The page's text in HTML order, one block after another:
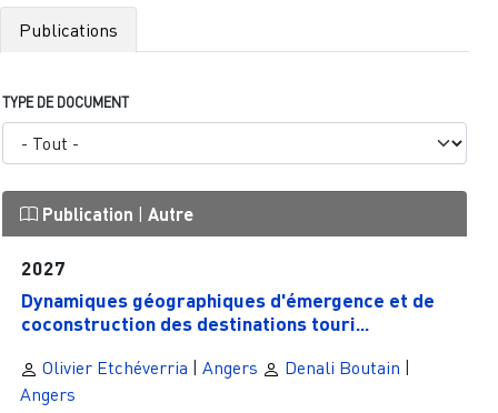
Publications
TYPE DE DOCUMENT
Publication | Autre
2027
Dynamiques géographiques d'émergence et de
coconstruction des destinations touri...
Olivier Etchéverria Angers Denali Boutain
Angers